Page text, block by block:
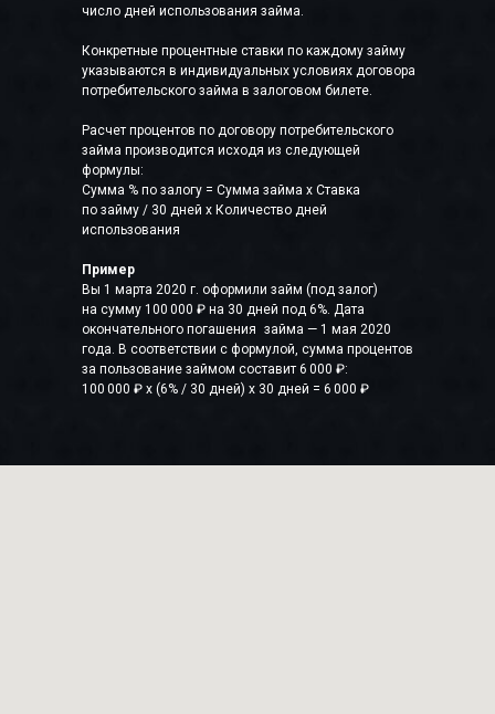
число дней использования займа.
Конкретные процентные ставки по каждому займу
указываются в индивидуальных условиях договора
потребительского займа в залоговом билете.
Расчет процентов по договору потребительского
займа производится исходя из следующей
формулы:
Сумма % по залогу = Сумма займа x Ставка
по займу / 30 дней x Количество дней
использования
Пример
Вы 1 марта 2020 г. оформили займ (под залог)
на сумму 100 000 ₽ на 30 дней под 6%. Дата
окончательного погашения займа — 1 мая 2020
года. В соответствии с формулой, сумма процентов
за пользование займом составит 6 000 ₽:
100 000 ₽ x (6% / 30 дней) x 30 дней = 6 000 ₽